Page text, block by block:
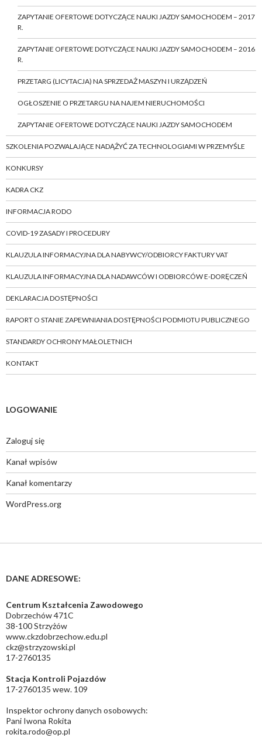
ZAPYTANIE OFERTOWE DOTYCZĄCE NAUKI JAZDY SAMOCHODEM – 2017
R.
ZAPYTANIE OFERTOWE DOTYCZĄCE NAUKI JAZDY SAMOCHODEM – 2016
R.
PRZETARG (LICYTACJA) NA SPRZEDAŻ MASZYN I URZĄDZEŃ
OGŁOSZENIE O PRZETARGU NA NAJEM NIERUCHOMOŚCI
ZAPYTANIE OFERTOWE DOTYCZĄCE NAUKI JAZDY SAMOCHODEM
SZKOLENIA POZWALAJĄCE NADĄŻYĆ ZA TECHNOLOGIAMI W PRZEMYŚLE
KONKURSY
KADRA CKZ
INFORMACJA RODO
COVID-19 ZASADY I PROCEDURY
KLAUZULA INFORMACYJNA DLA NABYWCY/ODBIORCY FAKTURY VAT
KLAUZULA INFORMACYJNA DLA NADAWCÓW I ODBIORCÓW E-DORĘCZEŃ
DEKLARACJA DOSTĘPNOŚCI
RAPORT O STANIE ZAPEWNIANIA DOSTĘPNOŚCI PODMIOTU PUBLICZNEGO
STANDARDY OCHRONY MAŁOLETNICH
KONTAKT
LOGOWANIE
Zaloguj się
Kanał wpisów
Kanał komentarzy
WordPress.org
DANE ADRESOWE:
Centrum Kształcenia Zawodowego
Dobrzechów 471C
38-100 Strzyżów
www.ckzdobrzechow.edu.pl
ckz@strzyzowski.pl
17-2760135
Stacja Kontroli Pojazdów
17-2760135 wew. 109
Inspektor ochrony danych osobowych:
Pani Iwona Rokita
rokita.rodo@op.pl